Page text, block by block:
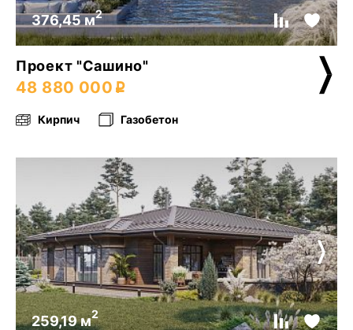
376,45 м2
Проект "Сашино"
48 880 000
Кирпич Газобетон
259,19 м2